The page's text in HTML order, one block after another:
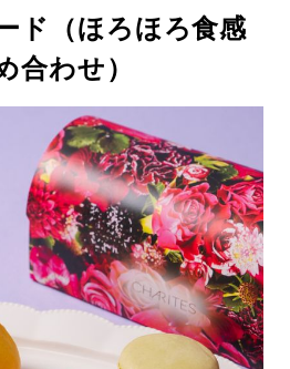
ド（ほろほろ食感
合わせ）